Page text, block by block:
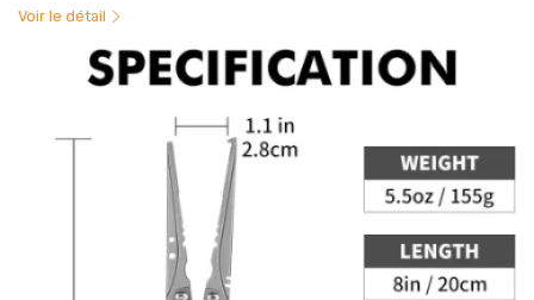
Voir le détail